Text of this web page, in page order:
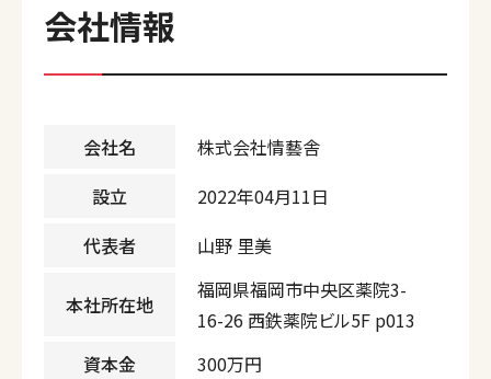
会社情報
会社名
株式会社情藝舎
設立
2022年04月11日
代表者
山野 里美
本社所在地
福岡県福岡市中央区薬院3-
16-26 西鉄薬院ビル5F p013
資本金
300万円